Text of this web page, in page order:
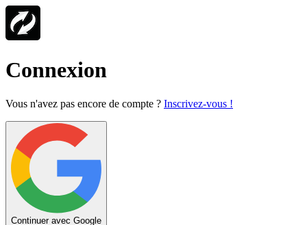
Connexion
Vous n'avez pas encore de compte ? Inscrivez-vous !
Continuer avec Google